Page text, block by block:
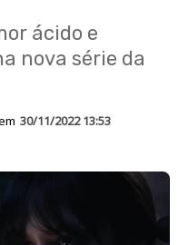
ácido e
nova série da
30/11/2022 13:53